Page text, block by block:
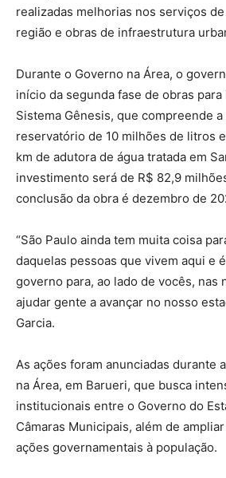
realizadas melhorias nos serviços
região e obras de infraestrutura
Durante o Governo na Área, o
início da segunda fase de obras para
Sistema Gênesis, que compreende
reservatório de 10 milhões de litros
km de adutora de água tratada em
investimento será de R$ 82,9
conclusão da obra é dezembro de
“São Paulo ainda tem muita coisa
daquelas pessoas que vivem aqui e
governo para, ao lado de vocês, nas
ajudar gente a avançar no nosso
Garcia.
As ações foram anunciadas durante
na Área, em Barueri, que busca
institucionais entre o Governo do
Câmaras Municipais, além de
ações governamentais à população.